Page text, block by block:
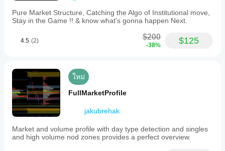
Pure Market Structure, Catching the Algo of Institutional move,
Stay in the Game !! & know what's gonna happen Next.
4.5 (2) $200
-38% $125
ใหม่
FullMarketProfile
jakubrehak
Market and volume profile with day type detection and singles
and high volume nod zones provides a perfect overview.